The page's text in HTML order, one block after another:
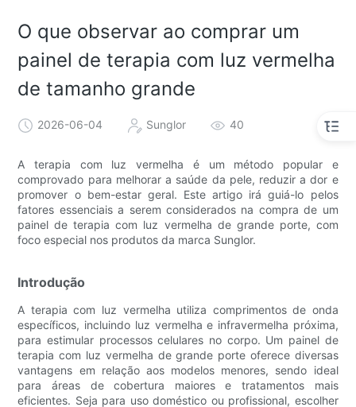
O que observar ao comprar um
painel de terapia com luz vermelha
de tamanho grande
2026-06-04 Sunglor 40
A terapia com luz vermelha é um método popular e
comprovado para melhorar a saúde da pele, reduzir a dor e
promover o bem-estar geral. Este artigo irá guiá-lo pelos
fatores essenciais a serem considerados na compra de um
painel de terapia com luz vermelha de grande porte, com
foco especial nos produtos da marca Sunglor.
Introdução
A terapia com luz vermelha utiliza comprimentos de onda
específicos, incluindo luz vermelha e infravermelha próxima,
para estimular processos celulares no corpo. Um painel de
terapia com luz vermelha de grande porte oferece diversas
vantagens em relação aos modelos menores, sendo ideal
para áreas de cobertura maiores e tratamentos mais
eficientes. Seja para uso doméstico ou profissional, escolher